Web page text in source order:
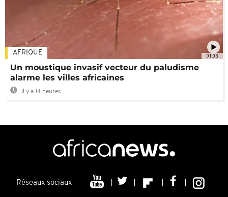
01:03
AFRIQUE
Un moustique invasif vecteur du paludisme
alarme les villes africaines
Il y a 14 heures
Réseaux sociaux